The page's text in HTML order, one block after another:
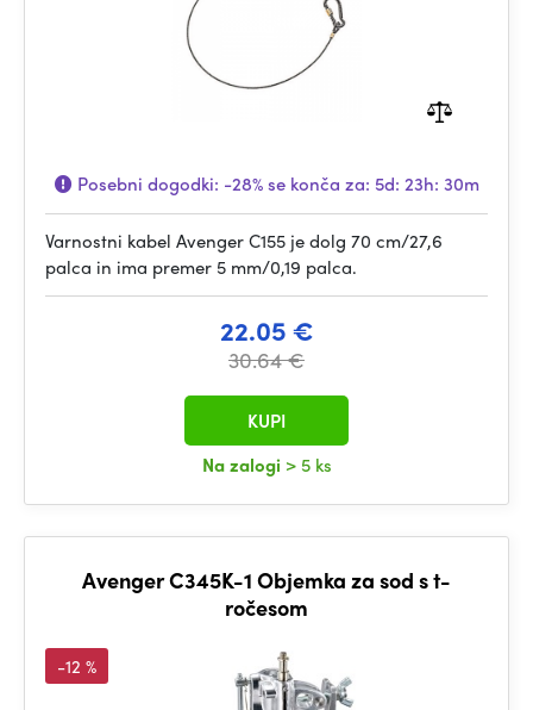
Posebni dogodki: -28%se konča za: 5d: 23h: 30m
Varnostni kabel Avenger C155 je dolg 70 cm/27,6
palca in ima premer 5 mm/0,19 palca.
22.05 €
30.64 €
Na zalogi > 5 ks
KUPI
Avenger C345K-1 Objemka za sod s t-
ročesom
-12 %